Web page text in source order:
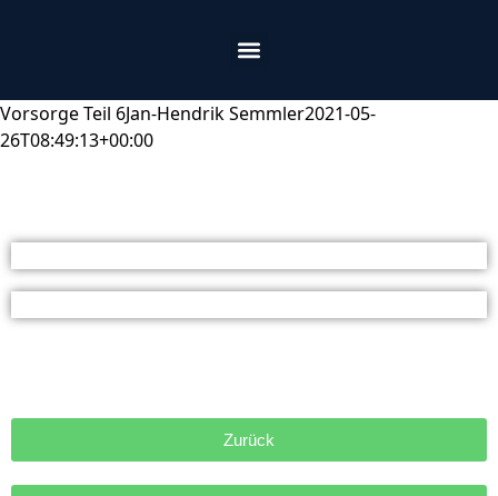
Vorsorge Teil 6Jan-Hendrik Semmler2021-05-
26T08:49:13+00:00
Zurück